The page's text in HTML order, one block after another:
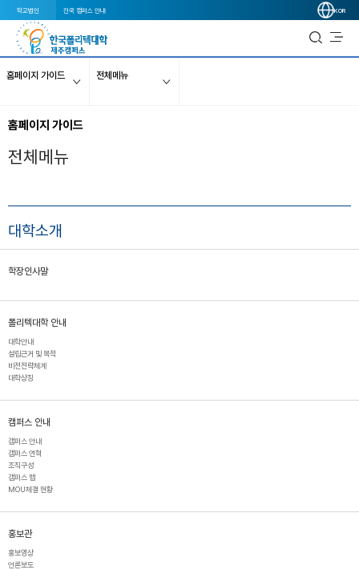
학교법인 전국 캠퍼스 안내 KOR
홈페이지 가이드 전체메뉴
홈페이지 가이드
전체메뉴
대학소개
학장인사말
폴리텍대학 안내
대학안내
설립근거 및 목적
비전전략체계
대학상징
캠퍼스 안내
캠퍼스 안내
캠퍼스 연혁
조직구성
캠퍼스 맵
MOU체결 현황
홍보관
홍보영상
언론보도